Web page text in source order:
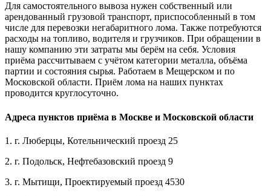
Для самостоятельного вывоза нужен собственный или
арендованный грузовой транспорт, приспособленный в том
числе для перевозки негабаритного лома. Также потребуются
расходы на топливо, водителя и грузчиков. При обращении в
нашу компанию эти затраты мы берём на себя. Условия
приёма рассчитываем с учётом категории металла, объёма
партии и состояния сырья. Работаем в Мещерском и по
Московской области. Приём лома на наших пунктах
проводится круглосуточно.
Адреса пунктов приёма в Москве и Московской области
1. г. Люберцы, Котельнический проезд 25
2. г. Подольск, Нефтебазовский проезд 9
3. г. Мытищи, Проектируемый проезд 4530